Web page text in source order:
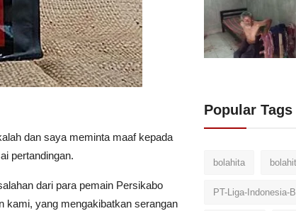
dan saya meminta maaf kepada
pertandingan.
dari para pemain Persikabo
kami, yang mengakibatkan serangan
Popular Tags
bolahita
PT-Liga-Indonesia-